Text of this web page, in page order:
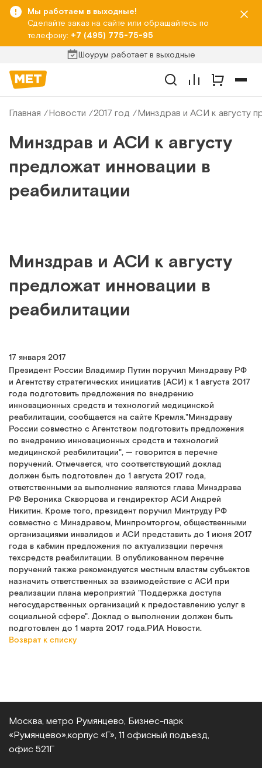
Мы работаем в выходные!
Сделайте заказ на сайте или обращайтесь по
телефону: +7 (495) 775-75-95
Шоурум работает в выходные
Главная Новости 2017 год Минздрав и АСИ к августу
Минздрав и АСИ к августу
предложат инновации в
реабилитации
Минздрав и АСИ к августу
предложат инновации в
реабилитации
17 января 2017
Президент России Владимир Путин поручил Минздраву РФ
и Агентству стратегических инициатив (АСИ) к 1 августа 2017
года подготовить предложения по внедрению
инновационных средств и технологий медицинской
реабилитации, сообщается на сайте Кремля."Минздраву
России совместно с Агентством подготовить предложения
по внедрению инновационных средств и технологий
медицинской реабилитации", — говорится в перечне
поручений. Отмечается, что соответствующий доклад
должен быть подготовлен до 1 августа 2017 года,
ответственными за выполнение являются глава Минздрава
РФ Вероника Скворцова и гендиректор АСИ Андрей
Никитин. Кроме того, президент поручил Минтруду РФ
совместно с Минздравом, Минпромторгом, общественными
организациями инвалидов и АСИ представить до 1 июня 2017
года в кабмин предложения по актуализации перечня
техсредств реабилитации. В опубликованном перечне
поручений также рекомендуется местным властям субъектов
назначить ответственных за взаимодействие с АСИ при
реализации плана мероприятий "Поддержка доступа
негосударственных организаций к предоставлению услуг в
социальной сфере". Доклад о выполнении должен быть
подготовлен до 1 марта 2017 года.РИА Новости.
Возврат к списку
Москва, метро Румянцево, Бизнес‑парк
«Румянцево», корпус «Г», 11 офисный подъезд,
офис 521Г